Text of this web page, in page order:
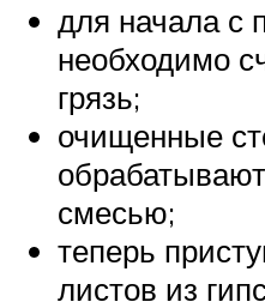
для начала с
необходимо
грязь;
очищенные
смесью;
теперь
листов из